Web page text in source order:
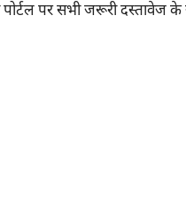
पर सभी जरूरी दस्तावेज के